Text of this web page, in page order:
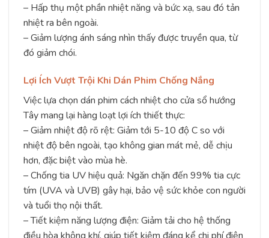
– Hấp thụ một phần nhiệt năng và bức xạ, sau đó tản
nhiệt ra bên ngoài.
– Giảm lượng ánh sáng nhìn thấy được truyền qua, từ
đó giảm chói.
Lợi Ích Vượt Trội Khi Dán Phim Chống Nắng
Việc lựa chọn dán phim cách nhiệt cho cửa sổ hướng
Tây mang lại hàng loạt lợi ích thiết thực:
– Giảm nhiệt độ rõ rệt: Giảm tới 5-10 độ C so với
nhiệt độ bên ngoài, tạo không gian mát mẻ, dễ chịu
hơn, đặc biệt vào mùa hè.
– Chống tia UV hiệu quả: Ngăn chặn đến 99% tia cực
tím (UVA và UVB) gây hại, bảo vệ sức khỏe con người
và tuổi thọ nội thất.
– Tiết kiệm năng lượng điện: Giảm tải cho hệ thống
điều hòa không khí, giúp tiết kiệm đáng kể chi phí điện